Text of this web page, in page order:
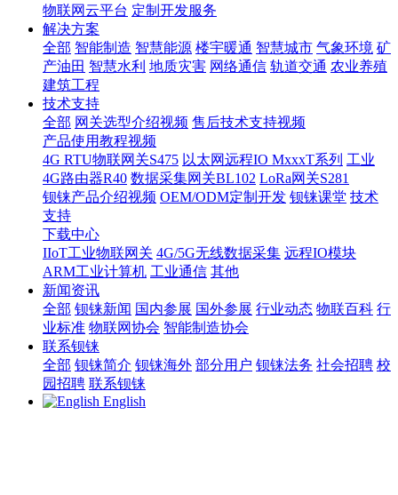
物联网云平台 定制开发服务
解决方案
全部 智能制造 智慧能源 楼宇暖通 智慧城市 气象环境 矿
产油田 智慧水利 地质灾害 网络通信 轨道交通 农业养殖
建筑工程
技术支持
全部 网关选型介绍视频 售后技术支持视频
产品使用教程视频
4G RTU物联网关S475 以太网远程IO MxxxT系列 工业
4G路由器R40 数据采集网关BL102 LoRa网关S281
钡铼产品介绍视频 OEM/ODM定制开发 钡铼课堂 技术
支持
下载中心
IIoT工业物联网关 4G/5G无线数据采集 远程IO模块
ARM工业计算机 工业通信 其他
新闻资讯
全部 钡铼新闻 国内参展 国外参展 行业动态 物联百科 行
业标准 物联网协会 智能制造协会
联系钡铼
全部 钡铼简介 钡铼海外 部分用户 钡铼法务 社会招聘 校
园招聘 联系钡铼
English